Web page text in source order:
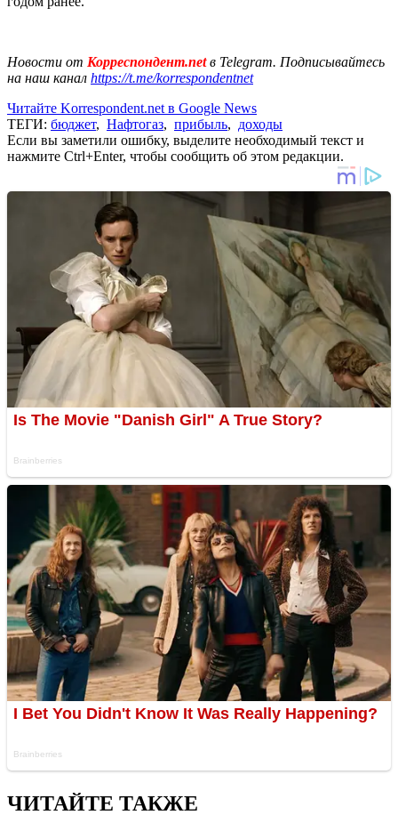
Новости от Корреспондент.netв Telegram. Подписывайтесь
на наш канал https://t.me/korrespondentnet
Читайте Korrespondent.net в Google News
ТЕГИ: бюджет, Нафтогаз, прибыль, доходы
Если вы заметили ошибку, выделите необходимый текст и
нажмите Ctrl+Enter, чтобы сообщить об этом редакции.
ЧИТАЙТЕ ТАКЖЕ